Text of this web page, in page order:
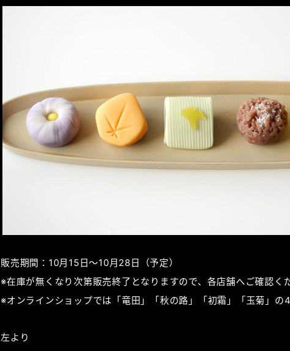
販売期間：10月15日～10月28日（予定）
※在庫が無くなり次第販売終了となりますので、各店舗へご確認く
※オンラインショップでは「竜田」「秋の路」「初霜」「玉菊」の
左より